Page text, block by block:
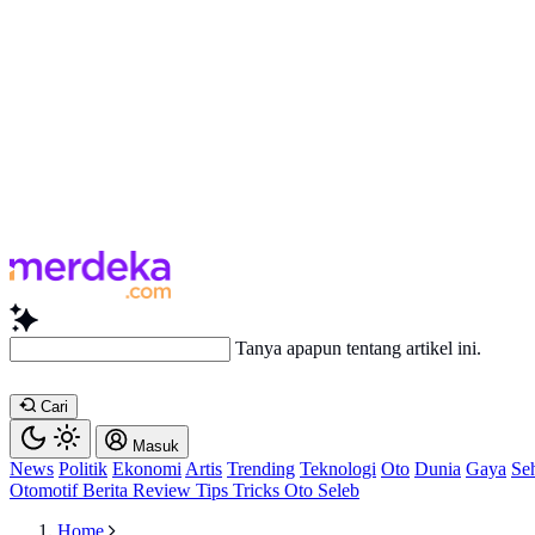
Tanya apapun tentang artikel
Cari
Masuk
News Politik Ekonomi Artis Trending Teknologi Oto Dunia Gaya
OtomotifBerita Review Tips Tricks Oto Seleb
Home